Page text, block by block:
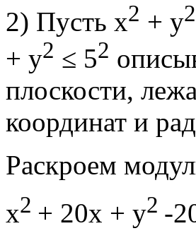
2) Пусть х2 + у2
+ у2 ≤ 52
плоскости,
координат и
Раскроем
х2 + 20х + у2 -